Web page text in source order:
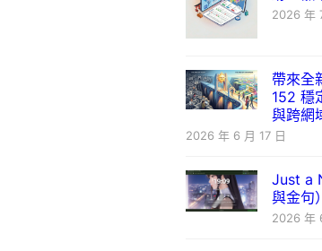
2026 年
帶來全
152 穩
與跨網
2026 年 6 月 17 日
Just a
與金句）
2026 年